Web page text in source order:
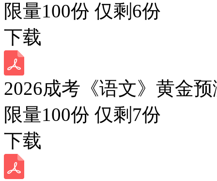
限量100份 仅剩 6份
下载
2026成考《语文》黄金
限量100份 仅剩 7份
下载